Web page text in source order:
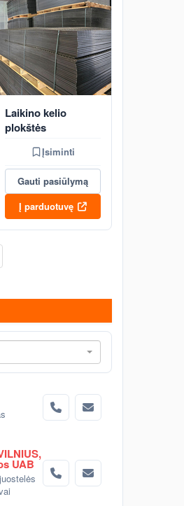
Laikino kelio
plokštės
Įsiminti
Gauti pasiūlymą
Į parduotuvę
UAB